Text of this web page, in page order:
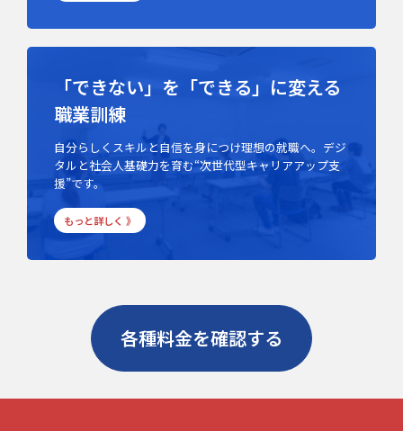
「できない」を「できる」に変える
職業訓練
自分らしくスキルと自信を身につけ理想の就職へ。デジ
タルと社会人基礎力を育む“次世代型キャリアアップ支
援”です。
もっと詳しく 》
各種料金を確認する